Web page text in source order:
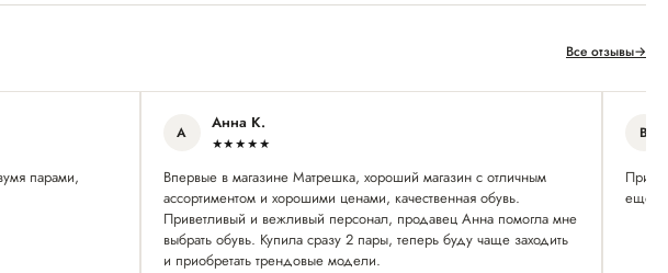
Все отзывы→
парами,
А Анна К.
★★★★★
Впервые в магазине Матрешка, хороший магазин с отличным
ассортиментом и хорошими ценами, качественная обувь.
Приветливый и вежливый персонал, продавец Анна помогла мне
выбрать обувь. Купила сразу 2 пары, теперь буду чаще заходить
и приобретать трендовые модели.
В
ещё